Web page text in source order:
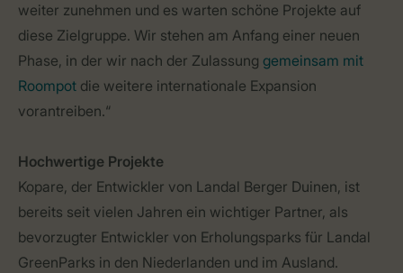
weiter zunehmen und es warten schöne Projekte auf
diese Zielgruppe. Wir stehen am Anfang einer neuen
Phase, in der wir nach der Zulassung gemeinsam mit
Roompot die weitere internationale Expansion
vorantreiben.“
Hochwertige Projekte
Kopare, der Entwickler von Landal Berger Duinen, ist
bereits seit vielen Jahren ein wichtiger Partner, als
bevorzugter Entwickler von Erholungsparks für Landal
GreenParks in den Niederlanden und im Ausland.